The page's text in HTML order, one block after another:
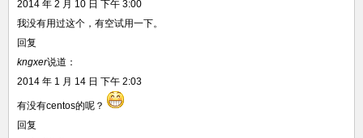
2014 年 2 月 10 日 下午 3:00
我没有用过这个，有空试用一下。
回复
kngxer说道：
2014 年 1 月 14 日 下午 2:03
有没有centos的呢？
回复